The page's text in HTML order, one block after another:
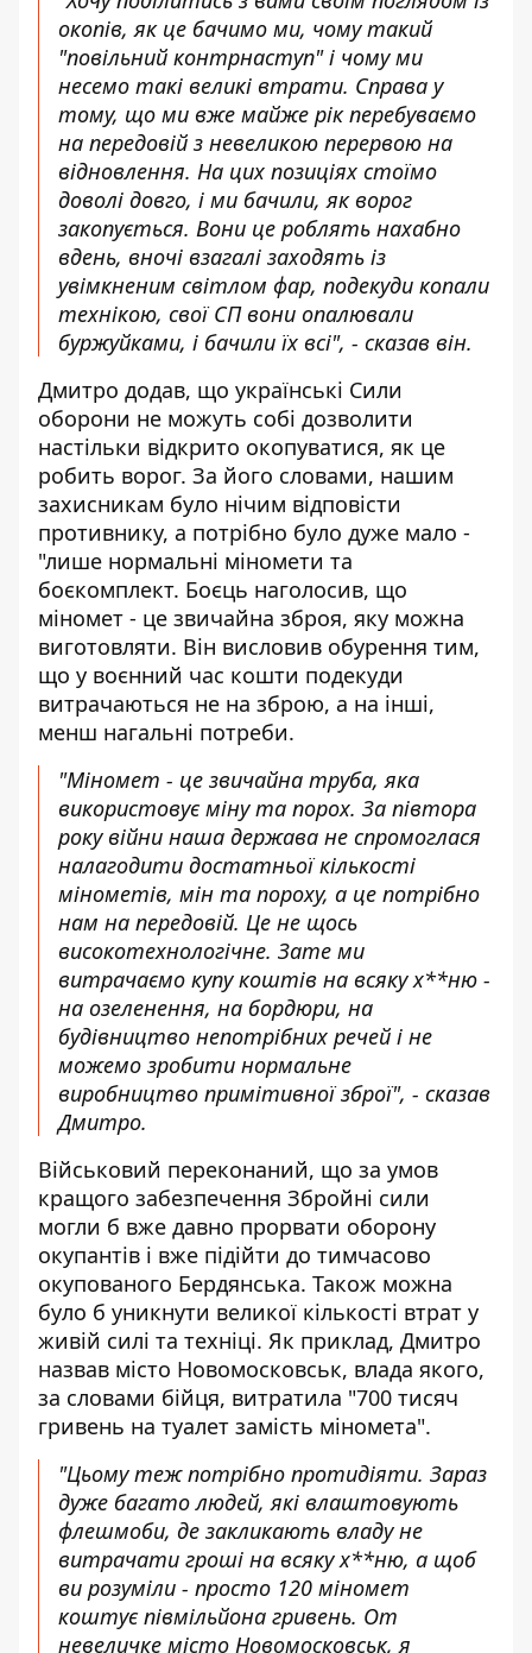
окопів, як це бачимо ми, чому такий
"повільний контрнаступ" і чому ми
несемо такі великі втрати. Справа у
тому, що ми вже майже рік перебуваємо
на передовій з невеликою перервою на
відновлення. На цих позиціях стоїмо
доволі довго, і ми бачили, як ворог
закопується. Вони це роблять нахабно
вдень, вночі взагалі заходять із
увімкненим світлом фар, подекуди копали
технікою, свої СП вони опалювали
буржуйками, і бачили їх всі", - сказав він.
Дмитро додав, що українські Сили
оборони не можуть собі дозволити
настільки відкрито окопуватися, як це
робить ворог. За його словами, нашим
захисникам було нічим відповісти
противнику, а потрібно було дуже мало -
"лише нормальні міномети та
боєкомплект. Боєць наголосив, що
міномет - це звичайна зброя, яку можна
виготовляти. Він висловив обурення тим,
що у воєнний час кошти подекуди
витрачаються не на зброю, а на інші,
менш нагальні потреби.
"Міномет - це звичайна труба, яка
використовує міну та порох. За півтора
року війни наша держава не спромоглася
налагодити достатньої кількості
мінометів, мін та пороху, а це потрібно
нам на передовій. Це не щось
високотехнологічне. Зате ми
витрачаємо купу коштів на всяку х**ню -
на озеленення, на бордюри, на
будівництво непотрібних речей і не
можемо зробити нормальне
виробництво примітивної зброї", - сказав
Дмитро.
Військовий переконаний, що за умов
кращого забезпечення Збройні сили
могли б вже давно прорвати оборону
окупантів і вже підійти до тимчасово
окупованого Бердянська. Також можна
було б уникнути великої кількості втрат у
живій силі та техніці. Як приклад, Дмитро
назвав місто Новомосковськ, влада якого,
за словами бійця, витратила "700 тисяч
гривень на туалет замість міномета".
"Цьому теж потрібно протидіяти. Зараз
дуже багато людей, які влаштовують
флешмоби, де закликають владу не
витрачати гроші на всяку х**ню, а щоб
ви розуміли - просто 120 міномет
коштує півмільйона гривень. От
невеличке місто Новомосковськ, я